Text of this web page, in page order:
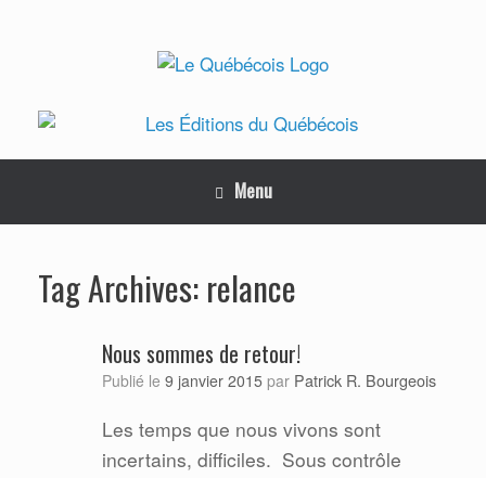
Menu
Tag Archives: relance
Nous sommes de retour!
Publié le 9 janvier 2015 par Patrick R. Bourgeois
Les temps que nous vivons sont
incertains, difficiles. Sous contrôle